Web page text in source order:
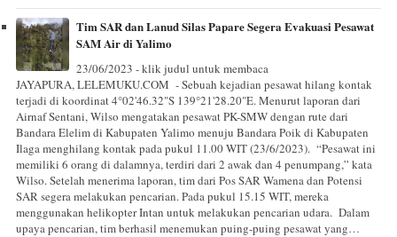
Tim SAR dan Lanud Silas Papare Segera Evakuasi Pesawat
SAM Air di Yalimo
23/06/2023 - klik judul untuk membaca
JAYAPURA, LELEMUKU.COM - Sebuah kejadian pesawat hilang kontak
terjadi di koordinat 4°02'46.32"S 139°21'28.20"E. Menurut laporan dari
Airnaf Sentani, Wilso mengatakan pesawat PK-SMW dengan rute dari
Bandara Elelim di Kabupaten Yalimo menuju Bandara Poik di Kabupaten
Ilaga menghilang kontak pada pukul 11.00 WIT (23/6/2023). “Pesawat ini
memiliki 6 orang di dalamnya, terdiri dari 2 awak dan 4 penumpang,” kata
Wilso. Setelah menerima laporan, tim dari Pos SAR Wamena dan Potensi
SAR segera melakukan pencarian. Pada pukul 15.15 WIT, mereka
menggunakan helikopter Intan untuk melakukan pencarian udara. Dalam
upaya pencarian, tim berhasil menemukan puing-puing pesawat yang…